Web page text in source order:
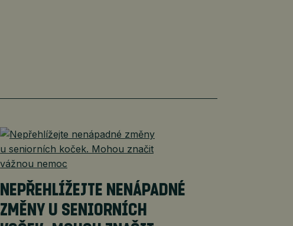
NEPŘEHLÍŽEJTE NENÁPADNÉ
ZMĚNY U SENIORNÍCH